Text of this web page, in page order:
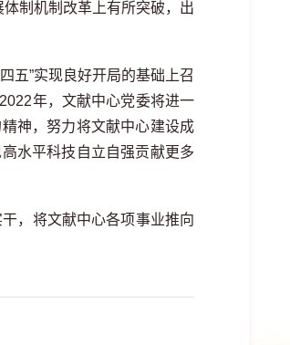
制机制改革上有所突破，出
五”实现良好开局的基础上召
2022年，文献中心党委将进一
神，努力将文献中心建设成
水平科技自立自强贡献更多
，将文献中心各项事业推向